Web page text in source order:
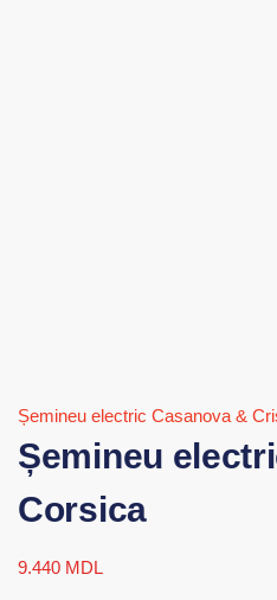
Șemineu electric Casanova &
Șemineu
Corsica
9.440 MDL